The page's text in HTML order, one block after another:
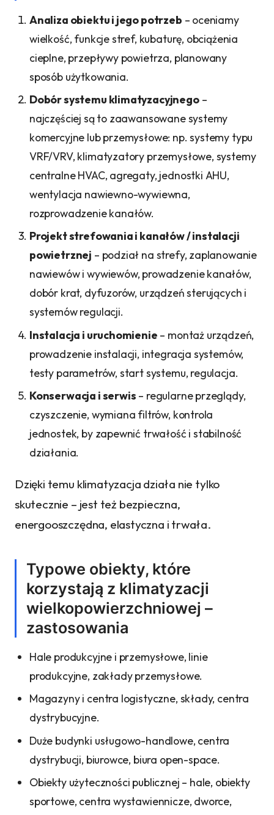
Analiza obiektu i jego potrzeb – oceniamy
wielkość, funkcje stref, kubaturę, obciążenia
cieplne, przepływy powietrza, planowany
sposób użytkowania.
Dobór systemu klimatyzacyjnego–
najczęściej są to zaawansowane systemy
komercyjne lub przemysłowe: np. systemy typu
VRF/VRV, klimatyzatory przemysłowe, systemy
centralne HVAC, agregaty, jednostki AHU,
wentylacja nawiewno-wywiewna,
rozprowadzenie kanałów.
Projekt strefowania i kanałów / instalacji
powietrznej – podział na strefy, zaplanowanie
nawiewów i wywiewów, prowadzenie kanałów,
dobór krat, dyfuzorów, urządzeń sterujących i
systemów regulacji.
Instalacja i uruchomienie – montaż urządzeń,
prowadzenie instalacji, integracja systemów,
testy parametrów, start systemu, regulacja.
Konserwacja i serwis – regularne przeglądy,
czyszczenie, wymiana filtrów, kontrola
jednostek, by zapewnić trwałość i stabilność
działania.
Dzięki temu klimatyzacja działa nie tylko
skutecznie – jest też bezpieczna,
energooszczędna, elastyczna i trwała.
Typowe obiekty, które
korzystają z klimatyzacji
wielkopowierzchniowej –
zastosowania
Hale produkcyjne i przemysłowe, linie
produkcyjne, zakłady przemysłowe.
Magazyny i centra logistyczne, składy, centra
dystrybucyjne.
Duże budynki usługowo-handlowe, centra
dystrybucji, biurowce, biura open-space.
Obiekty użyteczności publicznej – hale, obiekty
sportowe, centra wystawiennicze, dworce,